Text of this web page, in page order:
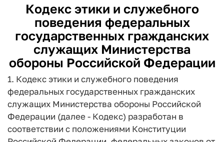
Кодекс этики и служебного
поведения федеральных
государственных гражданских
служащих Министерства
обороны Российской Федерации
1. Кодекс этики и служебного поведения
федеральных государственных гражданских
служащих Министерства обороны Российской
Федерации (далее - Кодекс) разработан в
соответствии с положениями Конституции